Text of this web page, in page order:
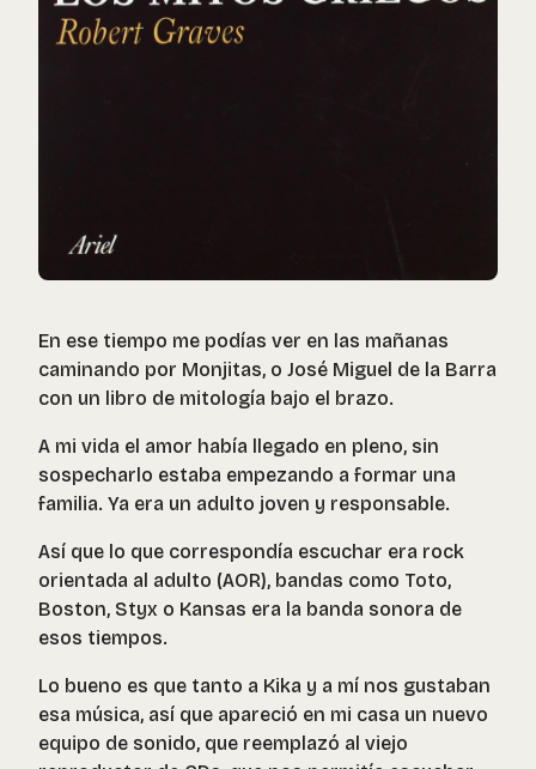
En ese tiempo me podías ver en las mañanas
caminando por Monjitas, o José Miguel de la Barra
con un libro de mitología bajo el brazo.
A mi vida el amor había llegado en pleno, sin
sospecharlo estaba empezando a formar una
familia. Ya era un adulto joven y responsable.
Así que lo que correspondía escuchar era rock
orientada al adulto (AOR), bandas como Toto,
Boston, Styx o Kansas era la banda sonora de
esos tiempos.
Lo bueno es que tanto a Kika y a mí nos gustaban
esa música, así que apareció en mi casa un nuevo
equipo de sonido, que reemplazó al viejo